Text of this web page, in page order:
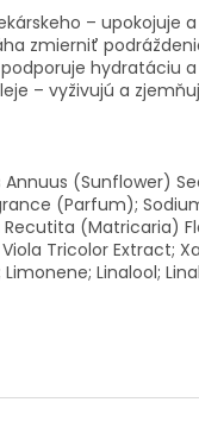
– upokojuje
zmierniť
hydratáciu
– vyživujú a
(Sunflower)
(Parfum);
(Matricaria)
Tricolor Extract;
Linalool;